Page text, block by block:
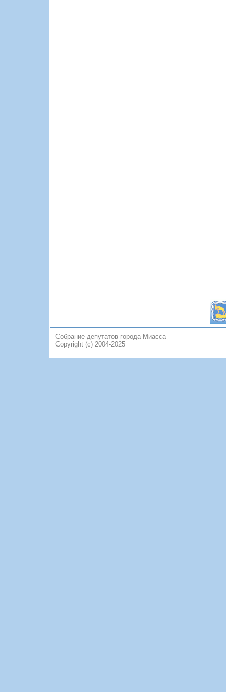
Собрание депутатов города Миасса
Copyright (c) 2004-2025